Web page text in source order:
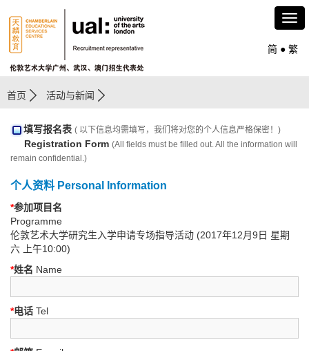
简 ● 繁
首页 活动与新闻
填写报名表 ( 以下信息均需填写，我们将对您的个人信息严格保密！)
Registration Form (All fields must be filled out. All the information will
remain confidential.)
个人资料 Personal Information
*参加项目名
Programme
伦敦艺术大学研究生入学申请专场指导活动 (2017年12月9日 星期
六 上午10:00)
*姓名 Name
*电话 Tel